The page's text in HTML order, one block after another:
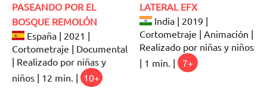
PASEANDO POR EL
BOSQUE REMOLÓN
España | 2021 |
Cortometraje | Documental
| Realizado por niñas y
niños | 12 min. | 10+
LATERAL EFX
India | 2019 |
Cortometraje | Animación |
Realizado por niñas y niños
| 1 min. |
7+